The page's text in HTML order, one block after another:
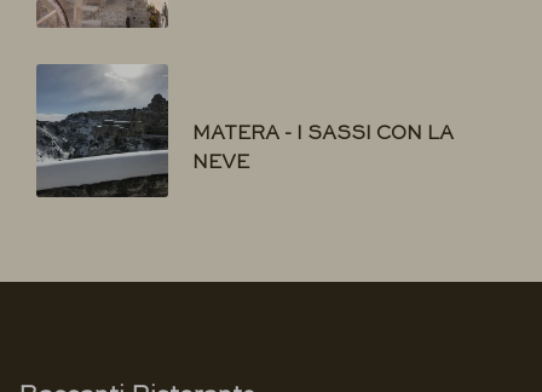
MATERA - I SASSI CON LA
NEVE